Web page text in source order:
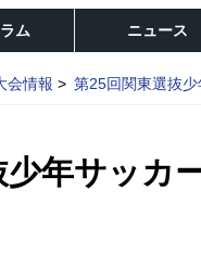
ム ニュース
会情報 第25回関東選抜
少年サッカ